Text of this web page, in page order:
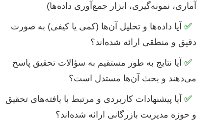
آماری، نمونه‌گیری، ابزار جمع‌آوری داده‌ها)
✅ آیا داده‌ها و تحلیل آن‌ها (کمی یا کیفی) به صورت
دقیق و منطقی ارائه شده‌اند؟
✅ آیا نتایج به طور مستقیم به سؤالات تحقیق پاسخ
می‌دهند و بحث آن‌ها مستدل است؟
✅ آیا پیشنهادات کاربردی و مرتبط با یافته‌های تحقیق
و حوزه مدیریت بازرگانی ارائه شده‌اند؟